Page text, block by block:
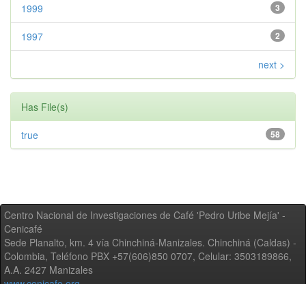
3
1999
2
1997
next >
Has File(s)
58
true
Centro Nacional de Investigaciones de Café 'Pedro Uribe Mejía' -
Cenicafé
Sede Planalto, km. 4 vía Chinchiná-Manizales. Chinchiná (Caldas) -
Colombia, Teléfono PBX +57(606)850 0707, Celular: 3503189866,
A.A. 2427 Manizales